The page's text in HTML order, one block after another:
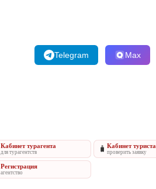
Telegram Max
Кабинет турагента
для турагентств 🧳 Кабинет туриста
проверить заявку
Регистрация
агентство